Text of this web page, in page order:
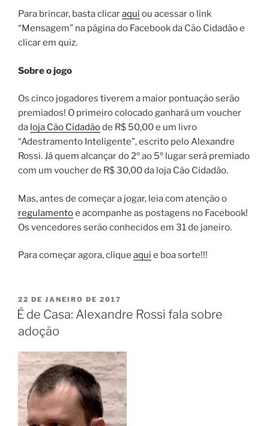
Para brincar, basta clicaraqui ou acessar o link
“Mensagem” na página do Facebook da Cão Cidadão e
clicar em quiz.
Sobre o jogo
Os cinco jogadores tiverem a maior pontuação serão
premiados! O primeiro colocado ganhará um voucher
da loja Cão Cidadãode R$ 50,00 e um livro
“Adestramento Inteligente”, escrito pelo Alexandre
Rossi. Já quem alcançar do 2º ao 5º lugar será premiado
com um voucher de R$ 30,00 da loja Cão Cidadão.
Mas, antes de começar a jogar, leia com atenção o
regulamentoe acompanhe as postagens no Facebook!
Os vencedores serão conhecidos em 31 de janeiro.
Para começar agora, clique aqui e boa sorte!!!
22 DE JANEIRO DE 2017
É de Casa: Alexandre Rossi fala sobre
adoção